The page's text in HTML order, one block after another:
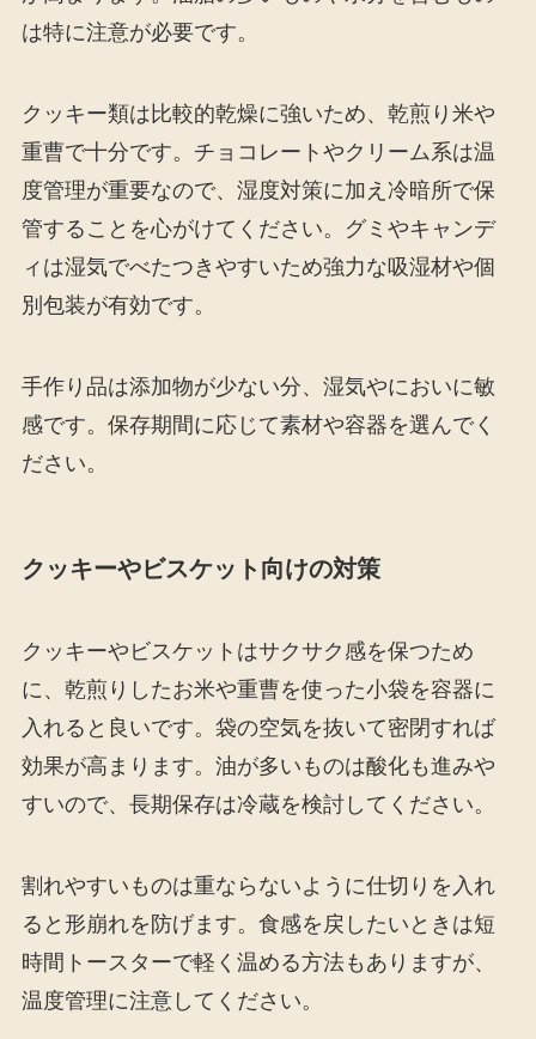
は特に注意が必要です。
クッキー類は比較的乾燥に強いため、乾煎り米や
重曹で十分です。チョコレートやクリーム系は温
度管理が重要なので、湿度対策に加え冷暗所で保
管することを心がけてください。グミやキャンデ
ィは湿気でべたつきやすいため強力な吸湿材や個
別包装が有効です。
手作り品は添加物が少ない分、湿気やにおいに敏
感です。保存期間に応じて素材や容器を選んでく
ださい。
クッキーやビスケット向けの対策
クッキーやビスケットはサクサク感を保つため
に、乾煎りしたお米や重曹を使った小袋を容器に
入れると良いです。袋の空気を抜いて密閉すれば
効果が高まります。油が多いものは酸化も進みや
すいので、長期保存は冷蔵を検討してください。
割れやすいものは重ならないように仕切りを入れ
ると形崩れを防げます。食感を戻したいときは短
時間トースターで軽く温める方法もありますが、
温度管理に注意してください。